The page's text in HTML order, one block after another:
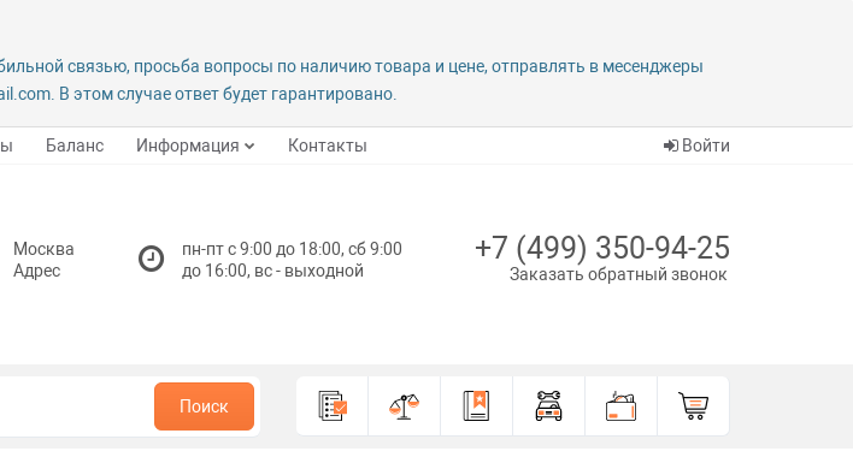
связью, просьба вопросы по наличию товара и цене, отправлять в месенджеры
В этом случае ответ будет гарантировано.
Баланс Информация Контакты Войти
Москва
Адрес
пн-пт с 9:00 до 18:00, сб 9:00
до 16:00, вс - выходной
+7 (499) 350-94-25
Заказать обратный звонок
Поиск